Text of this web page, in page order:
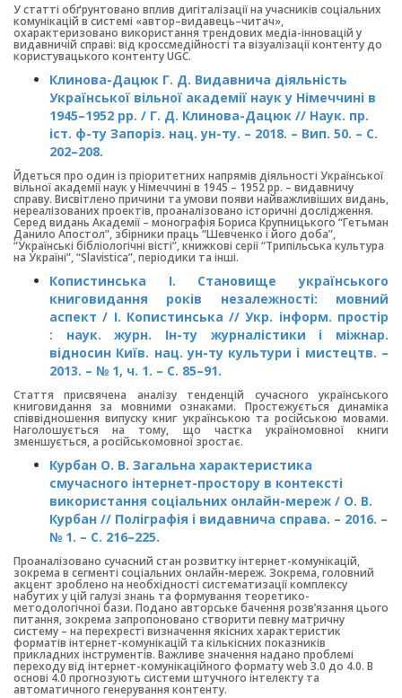
У статті обґрунтовано вплив дигіталізації на учасників соціальних
комунікацій в системі «автор–видавець–читач»,
охарактеризовано використання трендових медіа-інновацій у
видавничій справі: від кроссмедійності та візуалізації контенту до
користувацького контенту UGC.
Клинова-Дацюк Г. Д. Видавнича діяльність
Української вільної академії наук у Німеччині в
1945–1952 рр. / Г. Д. Клинова-Дацюк // Наук. пр.
іст. ф-ту Запоріз. нац. ун-ту. – 2018. – Вип. 50. – С.
202–208.
Йдеться про один із пріоритетних напрямів діяльності Української
вільної академії наук у Німеччині в 1945 – 1952 рр. – видавничу
справу. Висвітлено причини та умови появи найважливіших видань,
нереалізованих проектів, проаналізовано історичні дослідження.
Серед видань Академії – монографія Бориса Крупницького “Гетьман
Данило Апостол”, збірники праць “Шевченко і його доба”,
“Українські бібліологічні вісті”, книжкові серії “Трипільська культура
на Україні”, “Slavistica”, періодики та інші.
Копистинська І. Становище українського
книговидання років незалежності: мовний
аспект / І. Копистинська // Укр. інформ. простір
: наук. журн. Ін-ту журналістики і міжнар.
відносин Київ. нац. ун-ту культури і мистецтв. –
2013. – № 1, ч. 1. – С. 85–91.
Стаття присвячена аналізу тенденцій сучасного українського
книговидання за мовними ознаками. Простежується динаміка
співвідношення випуску книг українською та російською мовами.
Наголошується на тому, що частка україномовної книги
зменшується, а російськомовної зростає.
Курбан О. В. Загальна характеристика
смучасного інтернет-простору в контексті
використання соціальних онлайн-мереж / О. В.
Курбан // Поліграфія і видавнича справа. – 2016. –
№ 1. – С. 216–225.
Проаналізовано сучасний стан розвитку інтернет-комунікацій,
зокрема в сегменті соціальних онлайн-мереж. Зокрема, головний
акцент зроблено на необхідності систематизації комплексу
набутих у цій галузі знань та формування теоретико-
методологічної бази. Подано авторське бачення розв’язання цього
питання, зокрема запропоновано створити певну матричну
систему – на перехресті визначення якісних характеристик
форматів інтернет-комунікацій та кількісних показників
прикладних інструментів. Важливе значення надано проблемі
переходу від інтернет-комунікаційного формату web 3.0 до 4.0. В
основі 4.0 прогнозують системи штучного інтелекту та
автоматичного генерування контенту.